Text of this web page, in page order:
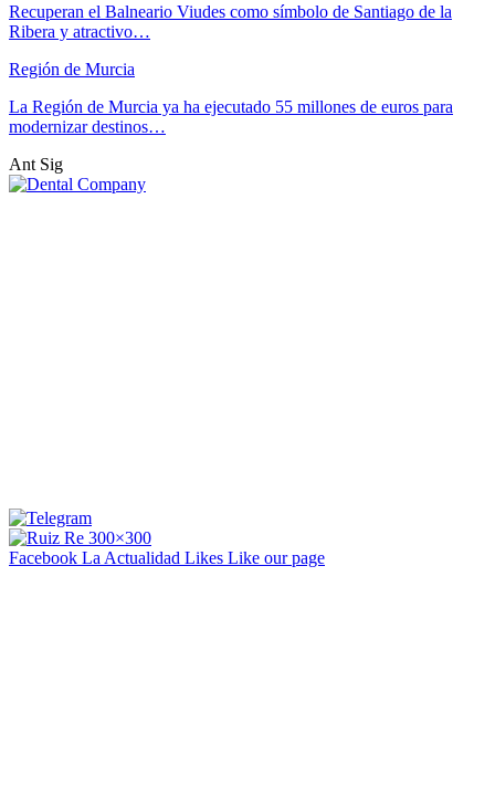
Recuperan el Balneario Viudes como símbolo de Santiago de la
Ribera y atractivo…
Región de Murcia
La Región de Murcia ya ha ejecutado 55 millones de euros para
modernizar destinos…
Ant Sig
Facebook La Actualidad Likes Like our page